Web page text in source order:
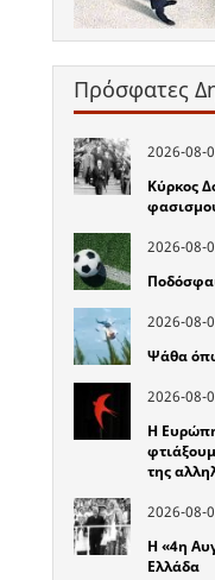
Πρόσφατες
2026-08-
Κύρκος
2026-08-
2026-08-
Ψάθα
2026-08-
Η
της
2026-08-
Η «4η
Ελλάδα